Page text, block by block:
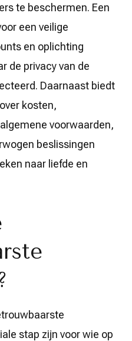
te beschermen. Een
een veilige
en oplichting
de privacy van de
Daarnaast biedt
kosten,
voorwaarden,
beslissingen
naar liefde en
stap zijn voor wie op